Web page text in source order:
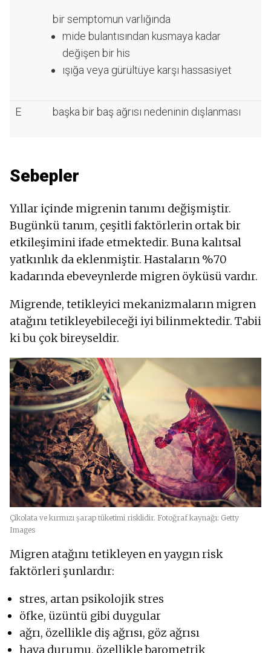
bir semptomun varlığında
mide bulantısından kusmaya kadar
değişen bir his
ışığa veya gürültüye karşı hassasiyet
E başka bir baş ağrısı nedeninin dışlanması
Sebepler
Yıllar içinde migrenin tanımı değişmiştir.
Bugünkü tanım, çeşitli faktörlerin ortak bir
etkileşimini ifade etmektedir. Buna kalıtsal
yatkınlık da eklenmiştir. Hastaların %70
kadarında ebeveynlerde migren öyküsü vardır.
Migrende, tetikleyici mekanizmaların migren
atağını tetikleyebileceği iyi bilinmektedir. Tabii
ki bu çok bireyseldir.
Çikolata ve kırmızı şarap tüketimi risklidir. Fotoğraf kaynağı: Getty
Images
Migren atağını tetikleyen en yaygın risk
faktörleri şunlardır:
stres, artan psikolojik stres
öfke, üzüntü gibi duygular
ağrı, özellikle diş ağrısı, göz ağrısı
hava durumu, özellikle barometrik